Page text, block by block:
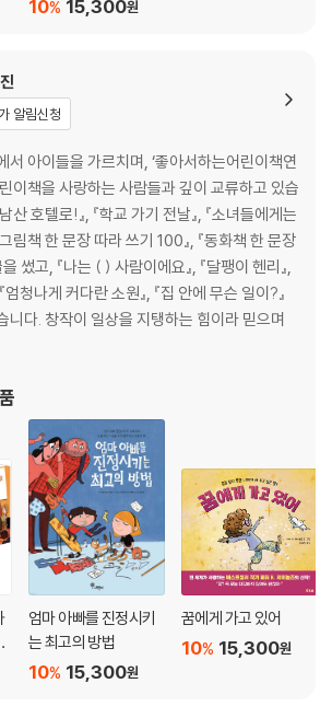
15,300원
10%
알림신청
서 아이들을 가르치며, ‘좋아서하는어린이책연
이책을 사랑하는 사람들과 깊이 교류하고 있습
산 호텔로!』, 『학교 가기 전날』, 『소녀들에게는
림책 한 문장 따라 쓰기 100』, 『동화책 한 문장
썼고, 『나는 ( ) 사람이에요』, 『달팽이 헨리』,
엄청나게 커다란 소원』, 『집 안에 무슨 일이?』
니다. 창작이 일상을 지탱하는 힘이라 믿으며
엄마 아빠를 진정시키
는 최고의 방법
15,300원
10%
꿈에게 가고 있어
15,300원
10%